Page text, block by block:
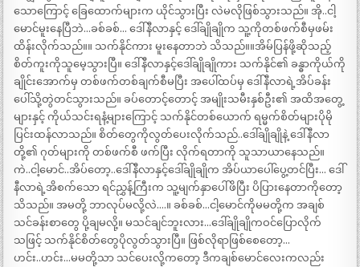
သောကြောင့် ခြေထောက်များက ယိုင်သွားပြီး လဲမလိုဖြစ်သွားသည်။ အို..ငါ့
မောင်မူးနေပြီဘဲ…ခစ်ခစ်… ဒေါ်နီလာနှင့် ဒေါ်ချိုချိုက သူ့ကိုတစ်ဖက်စီမှဖမ်း
ထိန်းလိုက်သည်။။ သက်နိုင်ကား မူးနေတာဘဲ သိသည်။။အိမ်ပြန်ဖို့ဆိုသည့်
စိတ်ကူးကိုသူမေ့သွားပြီ။ ဒေါ်နီလာနှင့်ဒေါ်ချိုချိုကား သက်နိုင်၏ ခန္ဓာကိုယ်ကို
ချိုင်းအောက်မှ တစ်ဖက်တစ်ချက်စီမပြီး အပေါ်ထပ်မှ ဒေါ်နီလာရဲ့အိပ်ခန်း
ပေါ်သို့တွဲတင်သွားသည်။ ခပ်တောင့်တောင့် အမျိုးသမီးနှစ်ဦး၏ အထိအတွေ့
များနှင့် ကိုယ်သင်းရနံ့များကြောင့် သက်နိုင်တစ်ယောက် ရမ္မက်စိတ်များပိုမို
ပြင်းထန်လာသည်။ စိတ်တွေကိုလွတ်ပေးလိုက်သည်..ဒေါ်ချိုချိုနဲ့ ဒေါ်နီလာ
တို့၏ ဂုတ်များကို တစ်ဖက်စီ ဖက်ပြီး လိုက်ရတာကို သူသာယာနေသည်။
ကဲ..ငါ့မောင်..အိပ်တော့..ဒေါ်နီလာနှင့်ဒေါ်ချိုချိုက အိပ်ယာပေါ်ပွေ့တင်ပြီး… ဒေါ်
နီလာရဲ့အိစက်သော ရင်ညွှန့်ကြီးက သူ့မျက်နှာပေါ်ဖိပြီး ပိပြားနေတာကိုတော့
သိသည်။ အမတို့ ဘာလုပ်မလို့လဲ….။ ခစ်ခစ်…ငါ့မောင်ကိုမမတို့က အချစ်
သင်ခန်းစာတွေ ပို့ချမလို့။ မသင်ချင်ဘူးလား…ဒေါ်ချိုချိုကဝင်ပြောလိုက်
သဖြင့် သက်နိုင်စိတ်တွေပိုလွတ်သွားပြီ။ ဖြစ်လိုရာဖြစ်စေတော့…
ဟင်း..ဟင်း…မမတို့သာ သင်ပေးလို့ကတော့ ဒီကချစ်မောင်လေးကလည်း